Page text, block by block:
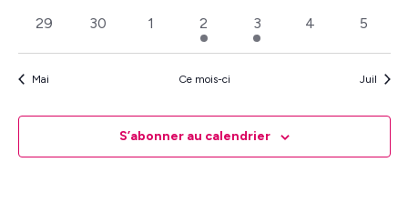
0
29
0
30
0
évènements
1
1
évènement
2
1
évènement
3
0
4
0
5
Mai Ce mois-ci Juil
S’abonner au calendrier